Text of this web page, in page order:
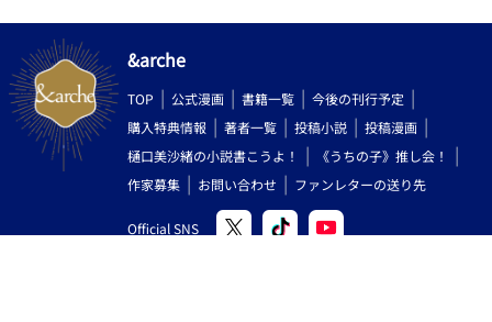
&arche
TOP 公式漫画 書籍一覧
今後の刊行予定
購入特典情報
著者一覧 投稿小説
投稿漫画
樋口美沙緒の小説書こうよ！
《うちの子》推し会！
作家募集
お問い合わせ ファンレターの送り先
Official SNS